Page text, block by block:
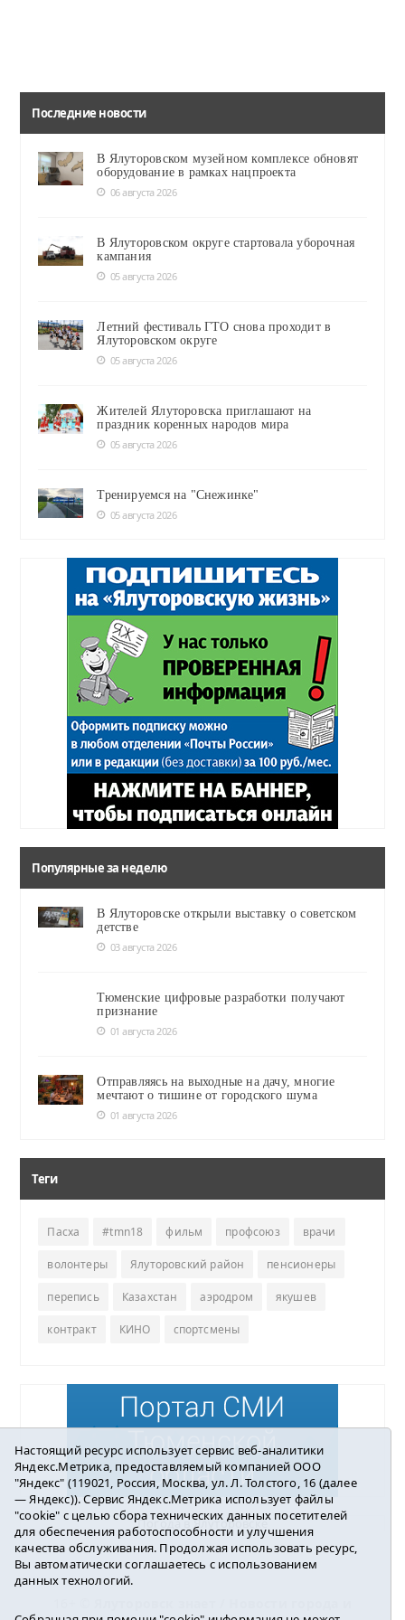
Последние новости
В Ялуторовском музейном комплексе обновят
оборудование в рамках нацпроекта
06 августа 2026
В Ялуторовском округе стартовала уборочная
кампания
05 августа 2026
Летний фестиваль ГТО снова проходит в
Ялуторовском округе
05 августа 2026
Жителей Ялуторовска приглашают на
праздник коренных народов мира
05 августа 2026
Тренируемся на "Снежинке"
05 августа 2026
Популярные за неделю
В Ялуторовске открыли выставку о советском
детстве
03 августа 2026
Тюменские цифровые разработки получают
признание
01 августа 2026
Отправляясь на выходные на дачу, многие
мечтают о тишине от городского шума
01 августа 2026
Теги
Пасха #tmn18 фильм профсоюз врачи
волонтеры Ялуторовский район пенсионеры
перепись Казахстан аэродром якушев
контракт КИНО спортсмены
Погода в Ялуторовске
Настоящий ресурс использует сервис веб-аналитики
Яндекс.Метрика, предоставляемый компанией ООО
"Яндекс" (119021, Россия, Москва, ул. Л. Толстого, 16 (далее
— Яндекс)). Сервис Яндекс.Метрика использует файлы
"cookie" с целью сбора технических данных посетителей
для обеспечения работоспособности и улучшения
качества обслуживания. Продолжая использовать ресурс,
Вы автоматически соглашаетесь с использованием
данных технологий.